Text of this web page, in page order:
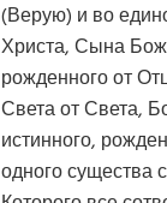
(Верую) и во
Христа, Сына
рожденного от
Света от Света,
истинного,
одного существа